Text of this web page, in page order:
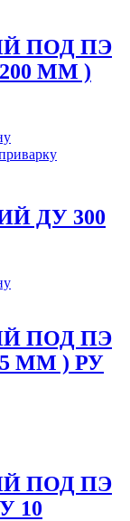
ПОД ПЭ
ММ )
ДУ 300
ПОД ПЭ
ММ ) РУ
ПОД ПЭ
10